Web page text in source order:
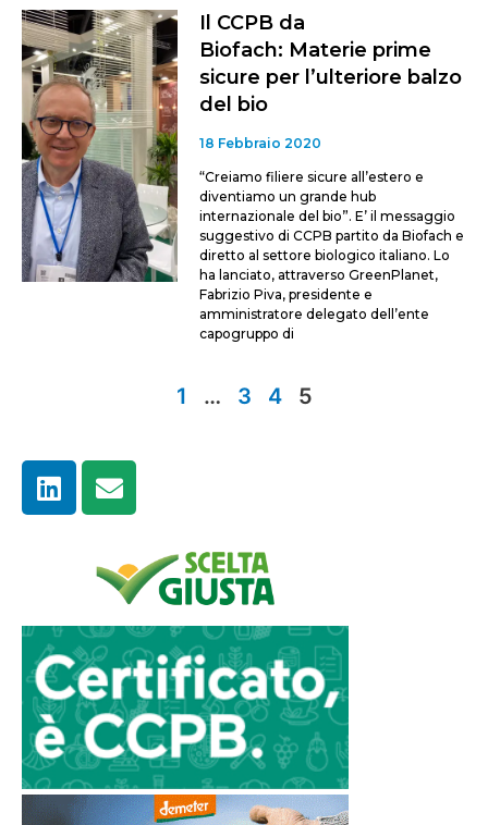
Il CCPB da
Biofach: Materie prime
sicure per l’ulteriore balzo
del bio
18 Febbraio 2020
“Creiamo filiere sicure all’estero e
diventiamo un grande hub
internazionale del bio”. E’ il messaggio
suggestivo di CCPB partito da Biofach e
diretto al settore biologico italiano. Lo
ha lanciato, attraverso GreenPlanet,
Fabrizio Piva, presidente e
amministratore delegato dell’ente
capogruppo di
1 … 3 4 5